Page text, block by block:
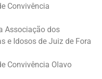
Convivência
Associação dos
e Idosos de Juiz de Fora
Convivência Olavo